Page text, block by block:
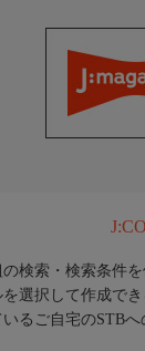
検索・検索条件
選択して作成でき
るご自宅のSTBへ